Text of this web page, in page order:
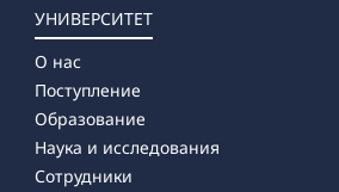
УНИВЕРСИТЕТ
О нас
Поступление
Образование
Наука и исследования
Сотрудники